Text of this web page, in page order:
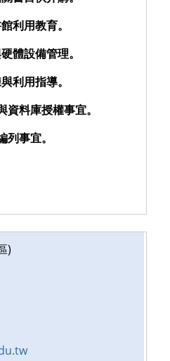
利用教育。
體設備管理。
利用指導。
料庫授權事宜。
事宜。
)